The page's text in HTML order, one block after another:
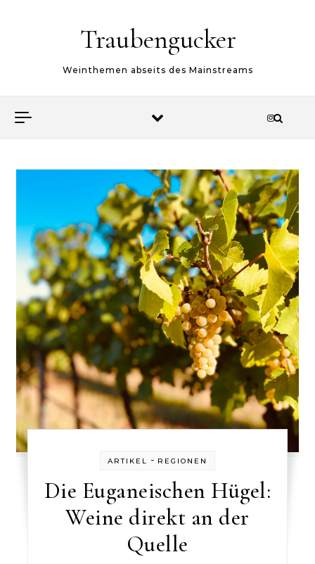
Traubengucker
Weinthemen abseits des Mainstreams
ARTIKEL - REGIONEN
Die Euganeischen Hügel:
Weine direkt an der
Quelle